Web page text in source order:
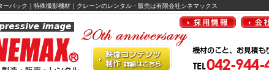
ーパック｜特殊撮影機材｜クレーンのレンタル・販売は有限会社シネマックス